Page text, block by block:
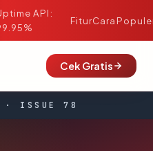
API:
FiturCara
Cek Gratis
· ISSUE 78